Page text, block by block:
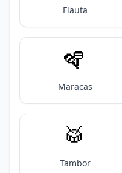
Flauta
🪇
Maracas
🥁
Tambor